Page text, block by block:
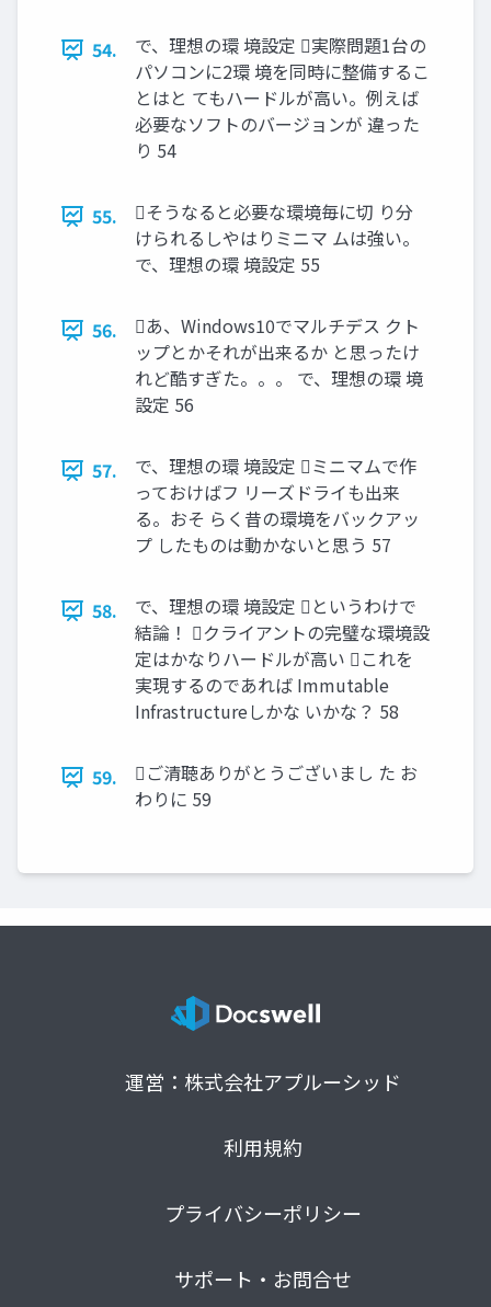
54.
で、理想の環 境設定 実際問題1台の
パソコンに2環 境を同時に整備するこ
とはと てもハードルが高い。例えば
必要なソフトのバージョンが 違った
り 54
55.
そうなると必要な環境毎に切 り分
けられるしやはりミニマ ムは強い。
で、理想の環 境設定 55
56.
あ、Windows10でマルチデス クト
ップとかそれが出来るか と思ったけ
れど酷すぎた。。。 で、理想の環 境
設定 56
57.
で、理想の環 境設定 ミニマムで作
っておけばフ リーズドライも出来
る。おそ らく昔の環境をバックアッ
プ したものは動かないと思う 57
58.
で、理想の環 境設定 というわけで
結論！ クライアントの完璧な環境設
定はかなりハードルが高い これを
実現するのであれば Immutable
Infrastructureしかな いかな？ 58
59.
ご清聴ありがとうございまし た お
わりに 59
運営：株式会社アプルーシッド
利用規約
プライバシーポリシー
サポート・お問合せ